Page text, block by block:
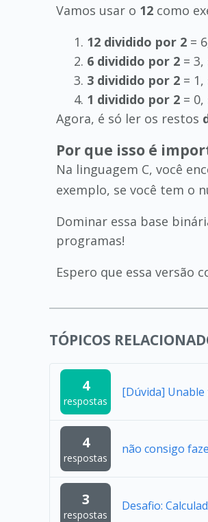
Vamos usar o 12 como
12 dividido por 2 =
6 dividido por 2 =
3 dividido por 2 =
1 dividido por 2 =
Agora, é só ler os restos
Por que isso é
Na linguagem C, você
exemplo, se você tem o
Dominar essa base
programas!
Espero que essa versão
TÓPICOS
4
respostas
[Dúvida]
4
respostas
não consigo
3
respostas
Desafio: